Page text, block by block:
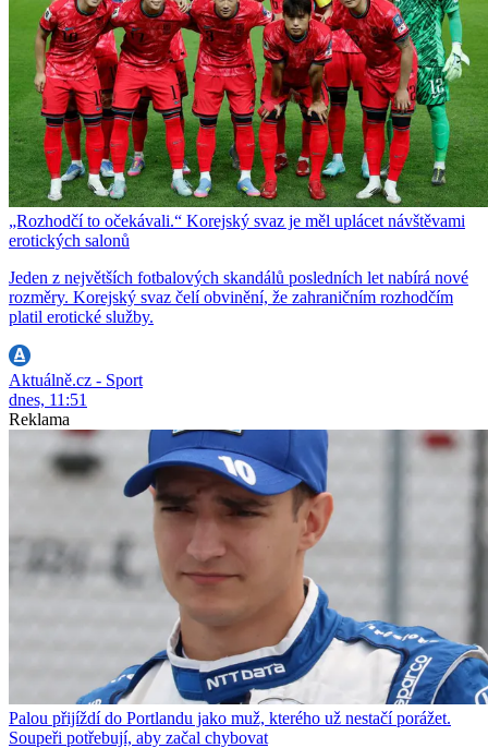
„Rozhodčí to očekávali.“ Korejský svaz je měl uplácet návštěvami
erotických salonů
Jeden z největších fotbalových skandálů posledních let nabírá nové
rozměry. Korejský svaz čelí obvinění, že zahraničním rozhodčím
platil erotické služby.
Aktuálně.cz - Sport
dnes, 11:51
Reklama
Palou přijíždí do Portlandu jako muž, kterého už nestačí porážet.
Soupeři potřebují, aby začal chybovat